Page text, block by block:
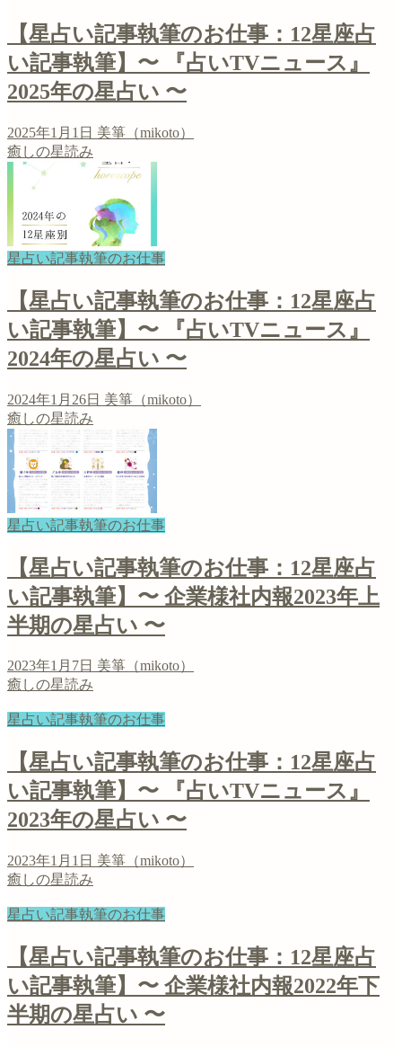
【星占い記事執筆のお仕事：12星座占
い記事執筆】〜 『占いTVニュース』
2025年の星占い 〜
2025年1月1日 美箏（mikoto）
癒しの星読み
星占い記事執筆のお仕事
【星占い記事執筆のお仕事：12星座占
い記事執筆】〜 『占いTVニュース』
2024年の星占い 〜
2024年1月26日 美箏（mikoto）
癒しの星読み
星占い記事執筆のお仕事
【星占い記事執筆のお仕事：12星座占
い記事執筆】〜 企業様社内報2023年上
半期の星占い 〜
2023年1月7日 美箏（mikoto）
癒しの星読み
星占い記事執筆のお仕事
【星占い記事執筆のお仕事：12星座占
い記事執筆】〜 『占いTVニュース』
2023年の星占い 〜
2023年1月1日 美箏（mikoto）
癒しの星読み
星占い記事執筆のお仕事
【星占い記事執筆のお仕事：12星座占
い記事執筆】〜 企業様社内報2022年下
半期の星占い 〜